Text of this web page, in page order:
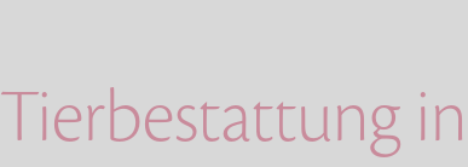
Tierbestattung